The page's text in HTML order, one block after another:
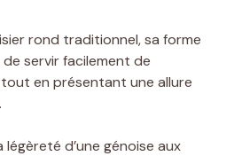
rond traditionnel, sa forme
servir facilement de
en présentant une allure
d’une génoise aux